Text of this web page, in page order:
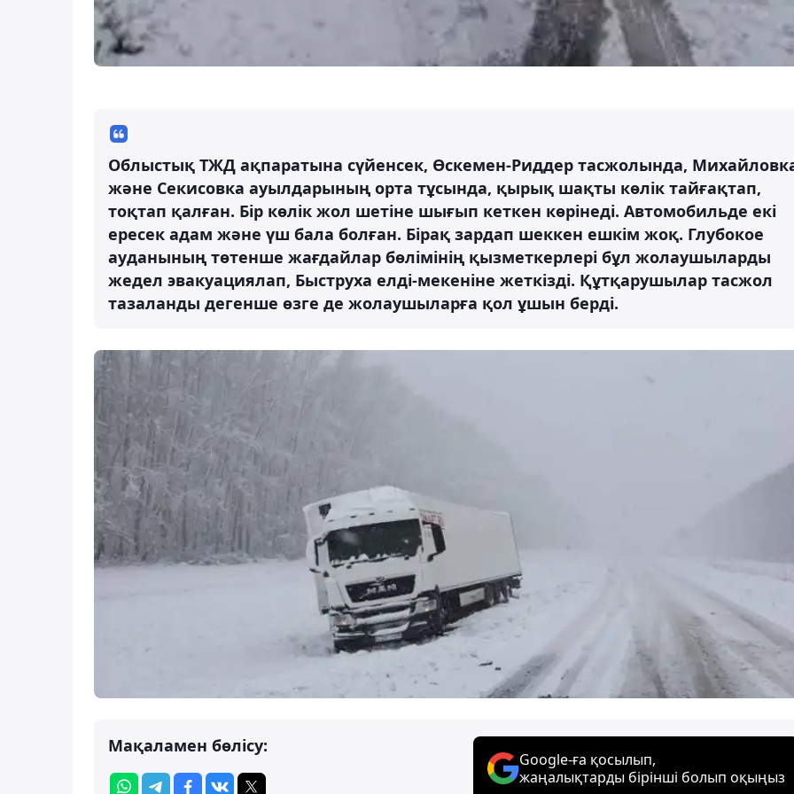
Облыстық ТЖД ақпаратына сүйенсек, Өскемен-Риддер тасжолында,
және Секисовка ауылдарының орта тұсында, қырық шақты көлік тайғақтап,
тоқтап қалған. Бір көлік жол шетіне шығып кеткен көрінеді. Автомобильде екі
ересек адам және үш бала болған. Бірақ зардап шеккен ешкім жоқ. Глубокое
ауданының төтенше жағдайлар бөлімінің қызметкерлері бұл жолаушыларды
жедел эвакуациялап, Быструха елді-мекеніне жеткізді. Құтқарушылар тасжол
тазаланды дегенше өзге де жолаушыларға қол ұшын берді.
Мақаламен бөлісу:
Google-ға қосылып,
жаңалықтарды бірінші болып оқыңыз